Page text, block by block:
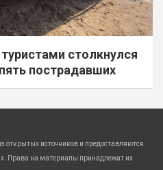
столкнулся
пострадавших
открытых источников и предоставляются
Права на материалы принадлежат их